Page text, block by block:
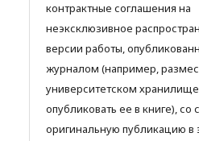
контрактные соглашения на
неэксклюзивное
версии работы,
журналом (например,
университетском
опубликовать ее в книге), со
оригинальную публикацию в